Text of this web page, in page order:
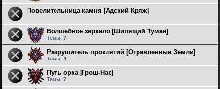
Повелительница камня [Адский Кряж]
Волшебное зеркало [Шипящий Туман]
Темы: 7
Разрушитель проклятий [Отравленные Земли]
Темы: 4
Путь орка [Грош-Нак]
Темы: 7